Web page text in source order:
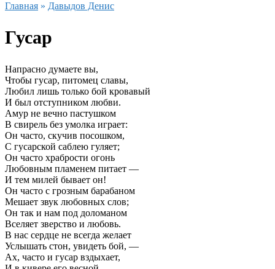
Главная » Давыдов Денис
Гусар
Напрасно думаете вы,
Чтобы гусар, питомец славы,
Любил лишь только бой кровавый
И был отступником любви.
Амур не вечно пастушком
В свирель без умолка играет:
Он часто, скучив посошком,
С гусарской саблею гуляет;
Он часто храбрости огонь
Любовным пламенем питает —
И тем милей бывает он!
Он часто с грозным барабаном
Мешает звук любовных слов;
Он так и нам под доломаном
Вселяет зверство и любовь.
В нас сердце не всегда желает
Услышать стон, увидеть бой, —
Ах, часто и гусар вздыхает,